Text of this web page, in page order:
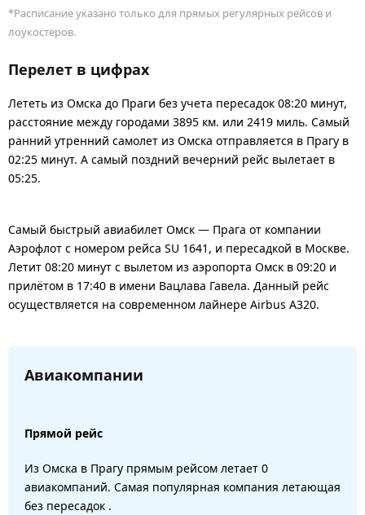
*Расписание указано только для прямых регулярных рейсов и
лоукостеров.
Перелет в цифрах
Лететь из Омска до Праги без учета пересадок 08:20 минут,
расстояние между городами 3895 км. или 2419 миль. Самый
ранний утренний самолет из Омска отправляется в Прагу в
02:25 минут. А самый поздний вечерний рейс вылетает в
05:25.
Самый быстрый авиабилет Омск — Прага от компании
Аэрофлот с номером рейса SU 1641, и пересадкой в Москве.
Летит 08:20 минут с вылетом из аэропорта Омск в 09:20 и
прилётом в 17:40 в имени Вацлава Гавела. Данный рейс
осуществляется на современном лайнере Airbus A320.
Авиакомпании
Прямой рейс
Из Омска в Прагу прямым рейсом летает 0
авиакомпаний. Самая популярная компания летающая
без пересадок .